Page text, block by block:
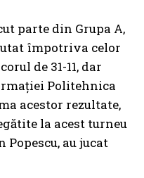
parte din Grupa A,
împotriva celor
de 31-11, dar
Politehnica
acestor rezultate,
la acest turneu
Popescu, au jucat